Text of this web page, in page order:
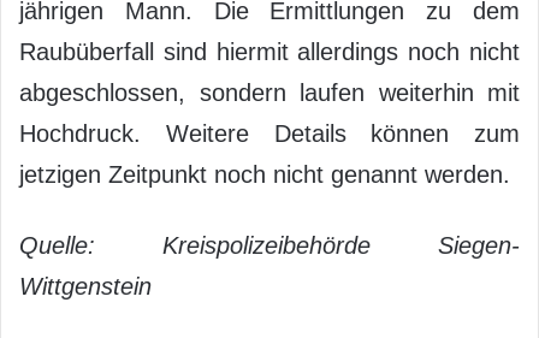
jährigen Mann. Die Ermittlungen zu dem
Raubüberfall sind hiermit allerdings noch nicht
abgeschlossen, sondern laufen weiterhin mit
Hochdruck. Weitere Details können zum
jetzigen Zeitpunkt noch nicht genannt werden.
Quelle: Kreispolizeibehörde Siegen-
Wittgenstein